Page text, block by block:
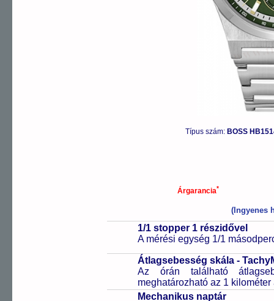
Típus szám: BOSS
Árgarancia*
(Ingyenes
1/1 stopper 1 részidővel
A mérési egység 1/1
Átlagsebesség skála -
Az órán található
meghatározható az 1
Mechanikus naptár